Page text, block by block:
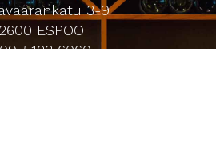
3-9
ESPOO
5123 6060